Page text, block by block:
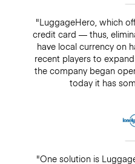
"LuggageHero, which
credit card — thus,
have local currency on
recent players to
the company began
today it has
"One solution is